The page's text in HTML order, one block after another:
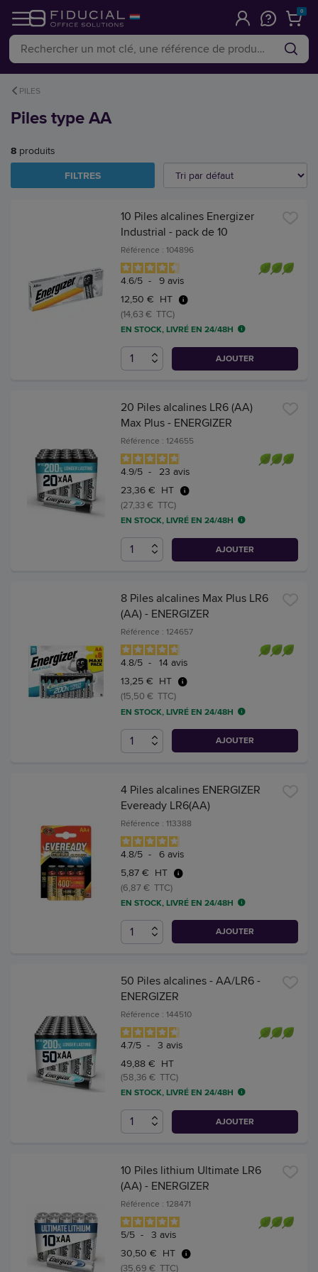
0
PILES
Piles type AA
8 produits
FILTRES
10 Piles alcalines Energizer
Industrial - pack de 10
Référence : 104896
4.6/5 - 9 avis
12,50 € HT
(14,63 € TTC)
EN STOCK, LIVRÉ EN 24/48H
AJOUTER
20 Piles alcalines LR6 (AA)
Max Plus - ENERGIZER
Référence : 124655
4.9/5 - 23 avis
23,36 € HT
(27,33 € TTC)
EN STOCK, LIVRÉ EN 24/48H
AJOUTER
8 Piles alcalines Max Plus LR6
(AA) - ENERGIZER
Référence : 124657
4.8/5 - 14 avis
13,25 € HT
(15,50 € TTC)
EN STOCK, LIVRÉ EN 24/48H
AJOUTER
4 Piles alcalines ENERGIZER
Eveready LR6(AA)
Référence : 113388
4.8/5 - 6 avis
5,87 € HT
(6,87 € TTC)
EN STOCK, LIVRÉ EN 24/48H
AJOUTER
50 Piles alcalines - AA/LR6 -
ENERGIZER
Référence : 144510
4.7/5 - 3 avis
49,88 € HT
(58,36 € TTC)
EN STOCK, LIVRÉ EN 24/48H
AJOUTER
10 Piles lithium Ultimate LR6
(AA) - ENERGIZER
Référence : 128471
5/5 - 3 avis
30,50 € HT
(35,69 € TTC)